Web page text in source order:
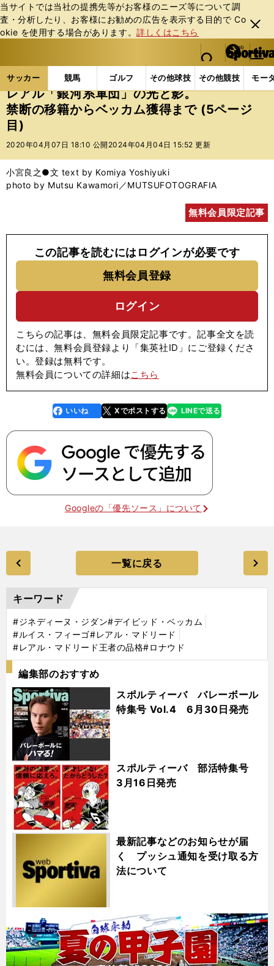
当サイトでは当社の提携先等がお客様のニーズ等について調
査・分析したり、お客様にお勧めの広告を表⽰する⽬的で Co
okie を使⽤する場合があります。詳しくはこちら
閉じ
る
web Sportiva (webスポルティーバ)
検索
マイペ
ー
ジ
メニュ
サッカー 競馬 ゴルフ その他球技 その他競技 モー
ス
ポ
ル
テ
ー
バ
サッカーの記事一覧 海外サッカー 海外サッカー
レアル「銀河系軍団」の光と影。
禁断の移籍からベッカム獲得まで (5ページ
目)
2020年04月07日 18:10 公開 2024年04月04日 15:52 更新
小宮良之●文 text by Komiya Yoshiyuki
photo by Mutsu Kawamori／MUTSUFOTOGRAFIA
無料会員限定記事
この記事を読むにはログインが必要です
無料会員登録
ログイン
こちらの記事は、無料会員限定記事です。記事全文を読
むには、無料会員登録より「集英社ID」にご登録くださ
い。登録は無料です。
無料会員についての詳細はこちら
faceboo
k
いいね Xでポストする
line LINEで送る
Googleの「優先ソース」について
一覧に戻る
キーワード
#ジネディーヌ・ジダン#デイビッド・ベッカム
#ルイス・フィーゴ#レアル・マドリード
#レアル・マドリード王者の品格#ロナウド
編集部のおすすめ
スポルティーバ バレーボール
特集号 Vol.4 6月30日発売
スポルティーバ 部活特集号
3月16日発売
最新記事などのお知らせが届
く プッシュ通知を受け取る方
法について